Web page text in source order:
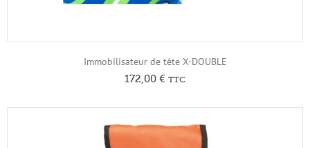
Immobilisateur de tête X-DOUBLE
172,00 € TTC